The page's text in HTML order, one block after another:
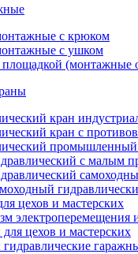
с крюком
с ушком
площадкой (монтажные
кран
кран с
промышленный
с малым
цехов и мастерских
электроперемещения
цехов и мастерских